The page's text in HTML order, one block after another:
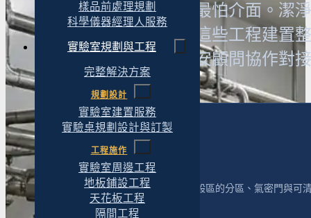
樣品前處理規劃
科學儀器經理人服務
實驗室規劃與工程
完整解決方案
規劃設計
實驗室建置服務
實驗桌規劃設計與訂製
工程施作
實驗室周邊工程
地板鋪設工程
天花板工程
隔間工程
微生物實驗室建置最怕介面。潔
人負全責。原拓把這些工程建置
部分，則與您的生安顧問協作對
潔淨分區與隔間
依作業需求規劃無菌區與一般區的分區、氣密門與可